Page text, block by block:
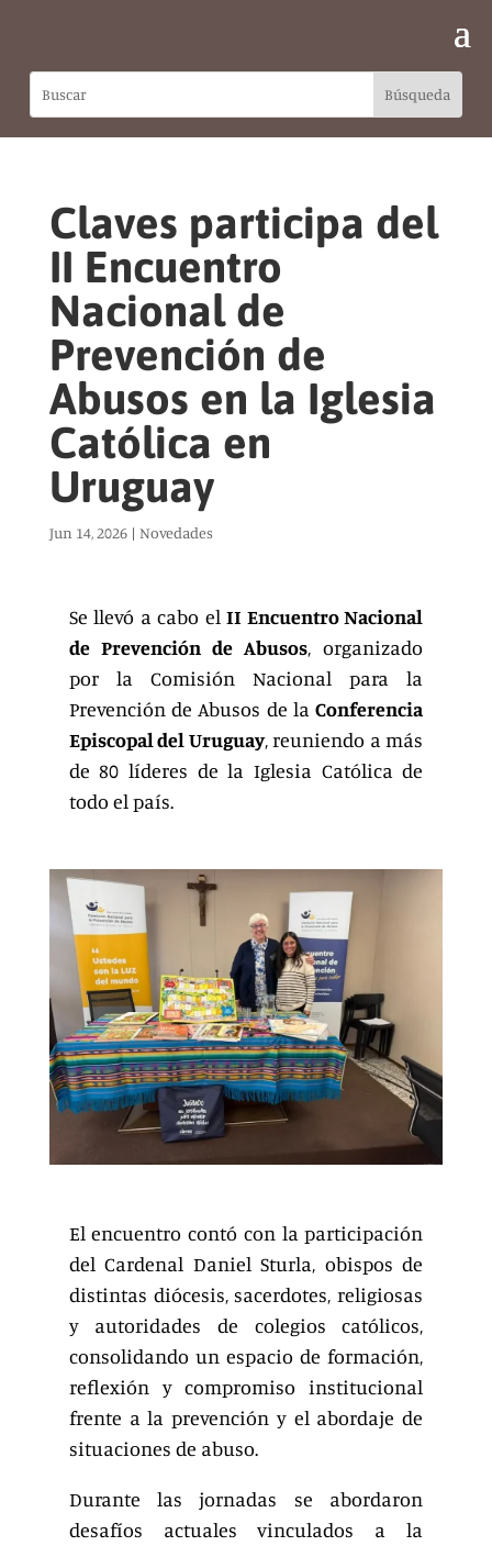
Claves participa del
II Encuentro
Nacional de
Prevención de
Abusos en la Iglesia
Católica en
Uruguay
Jun 14, 2026| Novedades
Se llevó a cabo elII Encuentro Nacional
de Prevención de Abusos, organizado
por la Comisión Nacional para la
Prevención de Abusos de laConferencia
Episcopal del Uruguay, reuniendo a más
de 80 líderes de la Iglesia Católica de
todo el país.
El encuentro contó con la participación
del Cardenal Daniel Sturla, obispos de
distintas diócesis, sacerdotes, religiosas
y autoridades de colegios católicos,
consolidando un espacio de formación,
reflexión y compromiso institucional
frente a la prevención y el abordaje de
situaciones de abuso.
Durante las jornadas se abordaron
desafíos actuales vinculados a la